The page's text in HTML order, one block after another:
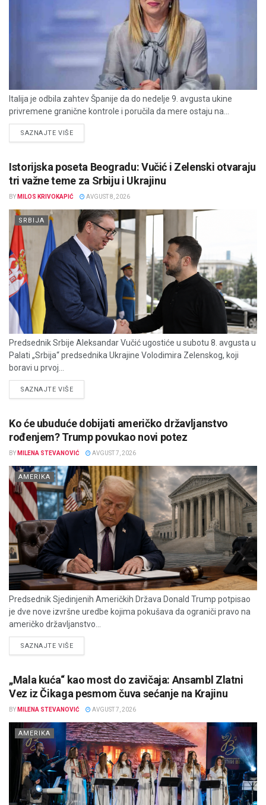
Italija je odbila zahtev Španije da do nedelje 9. avgusta ukine
privremene granične kontrole i poručila da mere ostaju na...
SAZNAJTE VIŠEDETAILS
Istorijska poseta Beogradu: Vučić i Zelenski otvaraju
tri važne teme za Srbiju i Ukrajinu
BY MILOS KRIVOKAPIĆ AVGUST 8, 2026
SRBIJA
Predsednik Srbije Aleksandar Vučić ugostiće u subotu 8. avgusta u
Palati „Srbija“ predsednika Ukrajine Volodimira Zelenskog, koji
boravi u prvoj...
SAZNAJTE VIŠEDETAILS
Ko će ubuduće dobijati američko državljanstvo
rođenjem? Trump povukao novi potez
BY MILENA STEVANOVIĆ AVGUST 7, 2026
AMERIKA
Predsednik Sjedinjenih Američkih Država Donald Trump potpisao
je dve nove izvršne uredbe kojima pokušava da ograniči pravo na
američko državljanstvo...
SAZNAJTE VIŠEDETAILS
„Mala kuća“ kao most do zavičaja: Ansambl Zlatni
Vez iz Čikaga pesmom čuva sećanje na Krajinu
BY MILENA STEVANOVIĆ AVGUST 7, 2026
AMERIKA